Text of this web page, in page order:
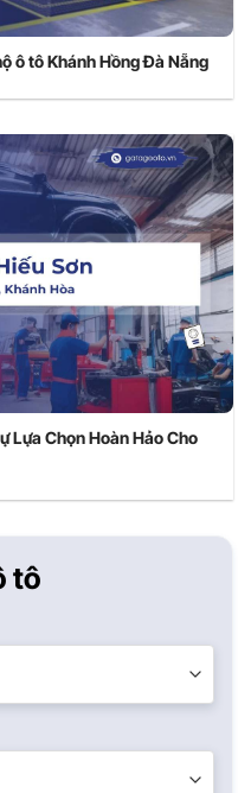
ô tô Khánh Hồng Đà Nẵng
Lựa Chọn Hoàn Hảo Cho
tô